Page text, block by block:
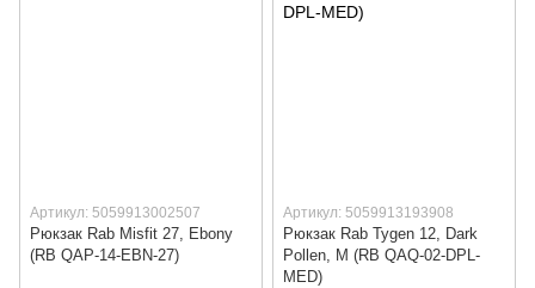
Артикул: 5059913002507
Рюкзак Rab Misfit 27, Ebony
(RB QAP-14-EBN-27)
Артикул: 5059913193908
Рюкзак Rab Tygen 12, Dark
Pollen, M (RB QAQ-02-DPL-
MED)